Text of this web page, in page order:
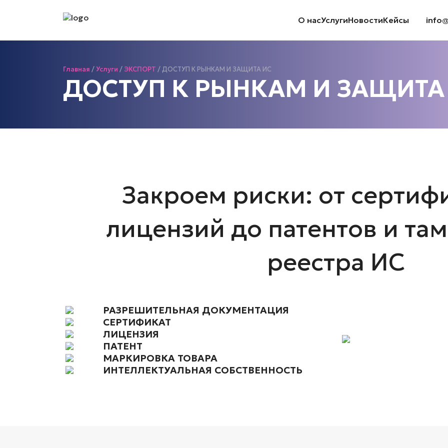
О насУслугиНовостиКейсы
Главная /Услуги /ЭКСПОРТ /ДОСТУП К РЫНКАМ И ЗАЩИТА ИС
ДОСТУП К РЫНКАМ И
Закроем риски: от
лицензий до патентов и
реестра ИС
РАЗРЕШИТЕЛЬНАЯ ДОКУМЕНТАЦИЯ
СЕРТИФИКАТ
ЛИЦЕНЗИЯ
ПАТЕНТ
МАРКИРОВКА ТОВАРА
ИНТЕЛЛЕКТУАЛЬНАЯ СОБСТВЕННОСТЬ